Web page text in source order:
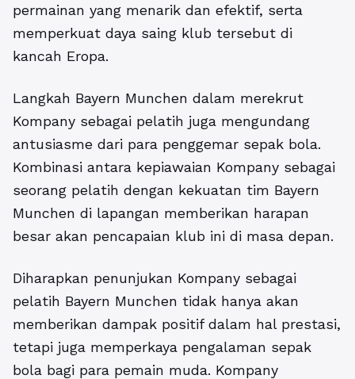
permainan yang menarik dan efektif, serta
memperkuat daya saing klub tersebut di
kancah Eropa.
Langkah Bayern Munchen dalam merekrut
Kompany sebagai pelatih juga mengundang
antusiasme dari para penggemar sepak bola.
Kombinasi antara kepiawaian Kompany sebagai
seorang pelatih dengan kekuatan tim Bayern
Munchen di lapangan memberikan harapan
besar akan pencapaian klub ini di masa depan.
Diharapkan penunjukan Kompany sebagai
pelatih Bayern Munchen tidak hanya akan
memberikan dampak positif dalam hal prestasi,
tetapi juga memperkaya pengalaman sepak
bola bagi para pemain muda. Kompany